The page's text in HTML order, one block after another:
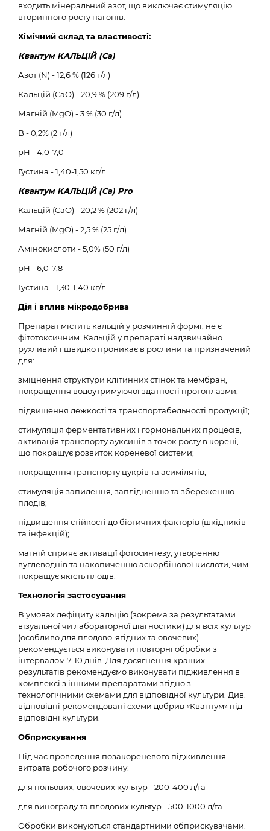
входить мінеральний азот, що виключає стимуляцію
вторинного росту пагонів.
Хімічний склад та властивості:
Квантум КАЛЬЦІЙ (Са)
Азот (N) - 12,6 % (126 г/л)
Кальцій (CaО) - 20,9 % (209 г/л)
Магній (MgO) - 3 % (30 г/л)
B - 0,2% (2 г/л)
рН - 4,0-7,0
Густина - 1,40-1,50 кг/л
Квантум КАЛЬЦІЙ (Са) Pro
Кальцій (CaО) - 20,2 % (202 г/л)
Магній (MgO) - 2,5 % (25 г/л)
Амінокислоти - 5,0% (50 г/л)
рН - 6,0-7,8
Густина - 1,30-1,40 кг/л
Дія і вплив мікродобрива
Препарат містить кальцій у розчинній формі, не є
фітотоксичним. Кальцій у препараті надзвичайно
рухливий і швидко проникає в рослини та призначений
для:
зміцнення структури клітинних стінок та мембран,
покращення водоутримуючої здатності протоплазми;
підвищення лежкості та транспортабельності продукції;
стимуляція ферментативних і гормональних процесів,
активація транспорту ауксинів з точок росту в корені,
що покращує розвиток кореневої системи;
покращення транспорту цукрів та асимілятів;
стимуляція запилення, заплідненню та збереженню
плодів;
підвищення стійкості до біотичних факторів (шкідників
та інфекцій);
магній сприяє активації фотосинтезу, утворенню
вуглеводнів та накопиченню аскорбінової кислоти, чим
покращує якість плодів.
Технологія застосування
В умовах дефіциту кальцію (зокрема за результатами
візуальної чи лабораторної діагностики) для всіх культур
(особливо для плодово-ягідних та овочевих)
рекомендується виконувати повторні обробки з
інтервалом 7-10 днів. Для досягнення кращих
результатів рекомендуємо виконувати підживлення в
комплексі з іншими препаратами згідно з
технологічними схемами для відповідної культури. Див.
відповідні рекомендовані схеми добрив «Квантум» під
відповідні культури.
Обприскування
Під час проведення позакореневого підживлення
витрата робочого розчину:
для польових, овочевих культур - 200-400 л/га
для винограду та плодових культур - 500-1000 л/га.
Обробки виконуються стандартними обприскувачами.